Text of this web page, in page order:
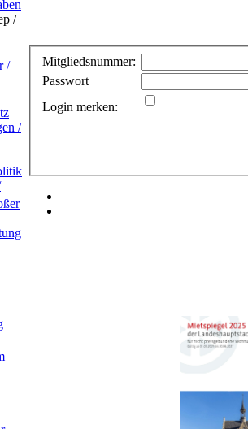
/
/
/
Mitgliedsnummer:
Passwort
Login merken: